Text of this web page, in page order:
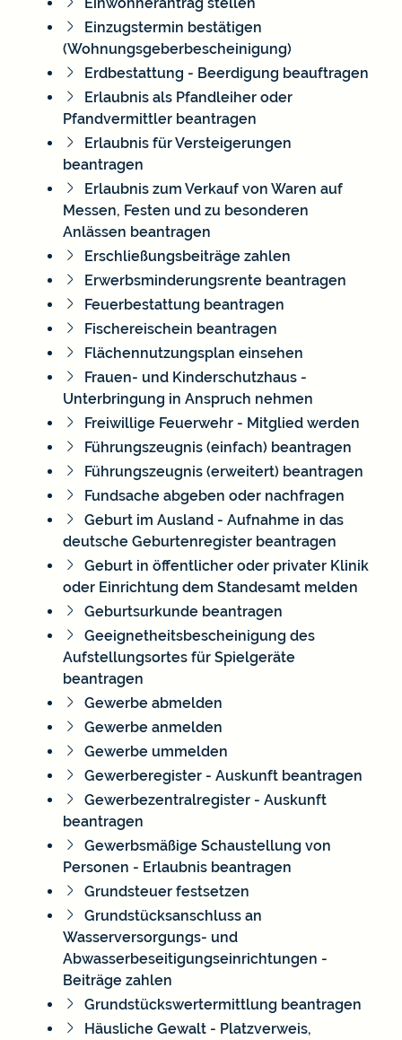
Einzugstermin bestätigen
(Wohnungsgeberbescheinigung)
Erdbestattung - Beerdigung beauftragen
Erlaubnis als Pfandleiher oder
Pfandvermittler beantragen
Erlaubnis für Versteigerungen
beantragen
Erlaubnis zum Verkauf von Waren auf
Messen, Festen und zu besonderen
Anlässen beantragen
Erschließungsbeiträge zahlen
Erwerbsminderungsrente beantragen
Feuerbestattung beantragen
Fischereischein beantragen
Flächennutzungsplan einsehen
Frauen- und Kinderschutzhaus -
Unterbringung in Anspruch nehmen
Freiwillige Feuerwehr - Mitglied werden
Führungszeugnis (einfach) beantragen
Führungszeugnis (erweitert) beantragen
Fundsache abgeben oder nachfragen
Geburt im Ausland - Aufnahme in das
deutsche Geburtenregister beantragen
Geburt in öffentlicher oder privater Klinik
oder Einrichtung dem Standesamt melden
Geburtsurkunde beantragen
Geeignetheitsbescheinigung des
Aufstellungsortes für Spielgeräte
beantragen
Gewerbe abmelden
Gewerbe anmelden
Gewerbe ummelden
Gewerberegister - Auskunft beantragen
Gewerbezentralregister - Auskunft
beantragen
Gewerbsmäßige Schaustellung von
Personen - Erlaubnis beantragen
Grundsteuer festsetzen
Grundstücksanschluss an
Wasserversorgungs- und
Abwasserbeseitigungseinrichtungen -
Beiträge zahlen
Grundstückswertermittlung beantragen
Häusliche Gewalt - Platzverweis,